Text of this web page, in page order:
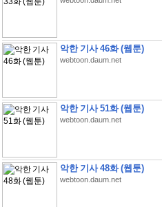
악한 기사 46화 (웹툰)
webtoon.daum.net
악한 기사 51화 (웹툰)
webtoon.daum.net
악한 기사 48화 (웹툰)
webtoon.daum.net